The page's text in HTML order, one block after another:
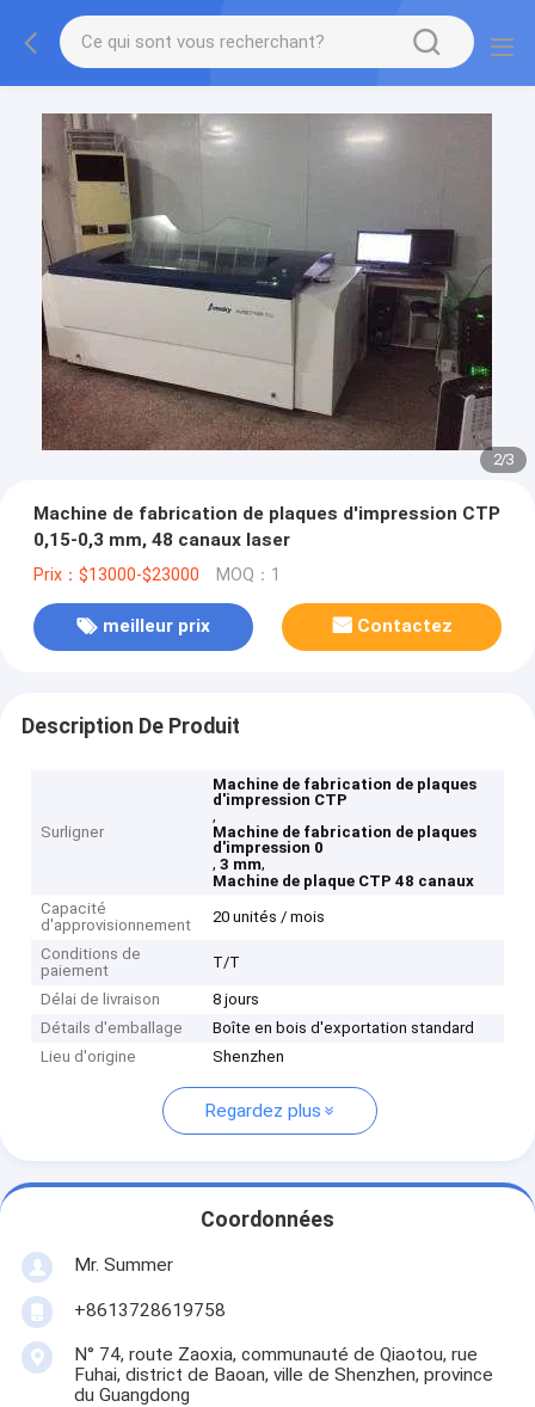
2/3
Machine de fabrication de plaques d'impression CTP
0,15-0,3 mm, 48 canaux laser
Prix：$13000-$23000 MOQ：1
meilleur prix Contactez
Description De Produit
Surligner
Machine de fabrication de plaques
d'impression CTP
,
Machine de fabrication de plaques
d'impression 0
,3 mm,
Machine de plaque CTP 48 canaux
Capacité
d'approvisionnement
20 unités / mois
Conditions de
paiement
T/T
Délai de livraison
8 jours
Détails d'emballage
Boîte en bois d'exportation standard
Lieu d'origine
Shenzhen
Regardez plus
Coordonnées
Mr. Summer
+8613728619758
N° 74, route Zaoxia, communauté de Qiaotou, rue
Fuhai, district de Baoan, ville de Shenzhen, province
du Guangdong